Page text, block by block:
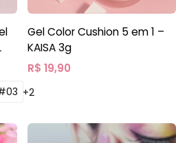
+2
Gel Color Cushion 5 em 1 –
KAISA 3g
R$ 19,90